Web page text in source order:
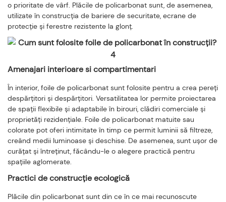
o prioritate de vârf. Plăcile de policarbonat sunt, de asemenea,
utilizate în construcția de bariere de securitate, ecrane de
protecție și ferestre rezistente la glonț.
Amenajari interioare si compartimentari
În interior, foile de policarbonat sunt folosite pentru a crea pereți
despărțitori și despărțitori. Versatilitatea lor permite proiectarea
de spații flexibile și adaptabile în birouri, clădiri comerciale și
proprietăți rezidențiale. Foile de policarbonat matuite sau
colorate pot oferi intimitate în timp ce permit luminii să filtreze,
creând medii luminoase și deschise. De asemenea, sunt ușor de
curățat și întreținut, făcându-le o alegere practică pentru
spațiile aglomerate.
Practici de construcție ecologică
Plăcile din policarbonat sunt din ce în ce mai recunoscute